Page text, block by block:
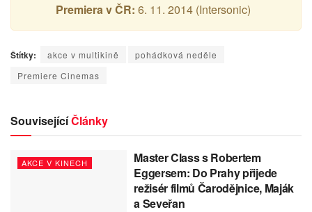
Premiera v ČR: 6. 11. 2014 (Intersonic)
Štítky: akce v multikině
pohádková neděle
Premiere Cinemas
SouvisejícíČlánky
AKCE V KINECH
Master Class s Robertem
Eggersem: Do Prahy přijede
režisér filmů Čarodějnice, Maják
a Seveřan